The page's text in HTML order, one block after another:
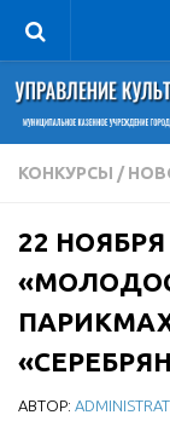
Управление
Руководитель
Сведения об
Книга почета
Фотогалерея
Документы
Правовая
КОНКУРСЫ /
22 НОЯБРЯ
АВТОР: